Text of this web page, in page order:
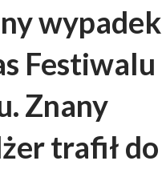
wypadek
Festiwalu
Znany
trafił do